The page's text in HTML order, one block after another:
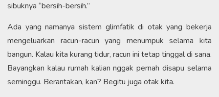
sibuknya “bersih-bersih.”
Ada yang namanya sistem glimfatik di otak yang bekerja
mengeluarkan racun-racun yang menumpuk selama kita
bangun. Kalau kita kurang tidur, racun ini tetap tinggal di sana.
Bayangkan kalau rumah kalian nggak pernah disapu selama
seminggu. Berantakan, kan? Begitu juga otak kita.